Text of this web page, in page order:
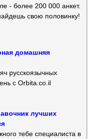
- более 200 000 анкет.
свою половинку!
домашняя
русскоязычных
с Orbita.co.il
лучших
тебе специалиста в